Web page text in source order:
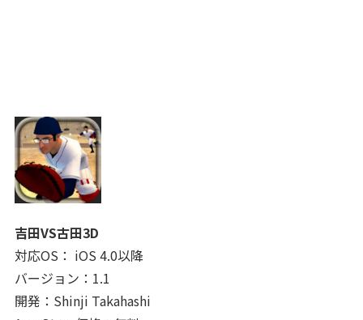
吉田VS古田3D
対応OS： iOS 4.0以降
バージョン：1.1
開発：Shinji Takahashi